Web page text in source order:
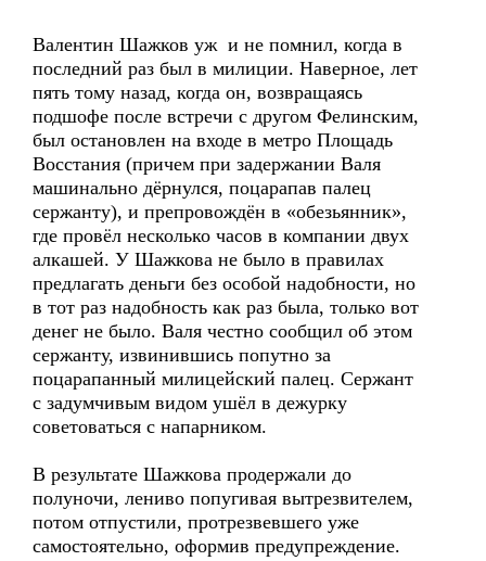
Валентин Шажков уж и не помнил, когда в
последний раз был в милиции. Наверное, лет
пять тому назад, когда он, возвращаясь
подшофе после встречи с другом Фелинским,
был остановлен на входе в метро Площадь
Восстания (причем при задержании Валя
машинально дёрнулся, поцарапав палец
сержанту), и препровождён в «обезьянник»,
где провёл несколько часов в компании двух
алкашей. У Шажкова не было в правилах
предлагать деньги без особой надобности, но
в тот раз надобность как раз была, только вот
денег не было. Валя честно сообщил об этом
сержанту, извинившись попутно за
поцарапанный милицейский палец. Сержант
с задумчивым видом ушёл в дежурку
советоваться с напарником.
В результате Шажкова продержали до
полуночи, лениво попугивая вытрезвителем,
потом отпустили, протрезвевшего уже
самостоятельно, оформив предупреждение.